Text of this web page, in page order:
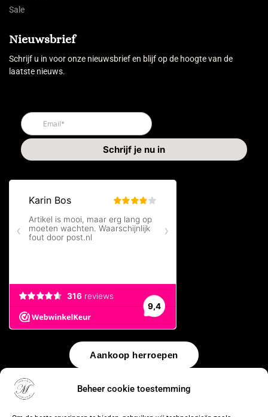
Beheer cookie toestemming
Sale
Nieuwsbrief
Schrijf u in voor onze nieuwsbrief en blijf op de hoogte van de
laatste nieuws.
Aankoop herroepen
© 2026 by WebUnlimited–Algemene voorwaarden